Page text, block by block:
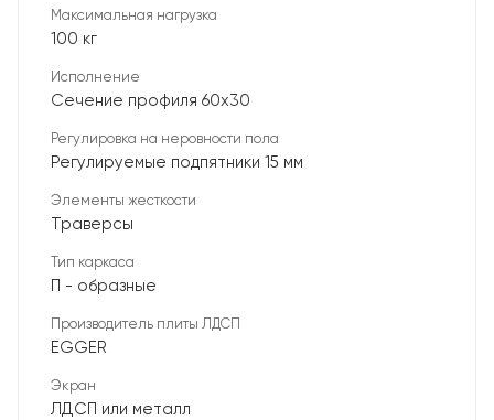
Максимальная нагрузка
100 кг
Исполнение
Сечение профиля 60х30
Регулировка на неровности пола
Регулируемые подпятники 15 мм
Элементы жесткости
Траверсы
Тип каркаса
П - образные
Производитель плиты ЛДСП
EGGER
Экран
ЛДСП или металл